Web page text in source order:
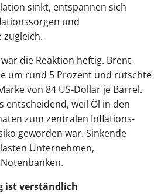
sinkt, entspannen sich
und
die Reaktion heftig. Brent-
um rund 5 Prozent und rutschte
von 84 US-Dollar je Barrel.
entscheidend, weil Öl in den
zum zentralen Inflations-
geworden war. Sinkende
Unternehmen,
ist verständlich